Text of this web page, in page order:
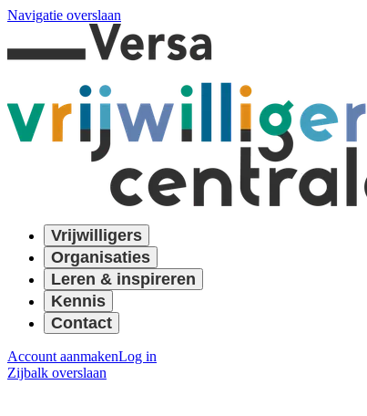
Navigatie overslaan
Vrijwilligers
Organisaties
Leren & inspireren
Kennis
Contact
Account aanmakenLog in
Zijbalk overslaan